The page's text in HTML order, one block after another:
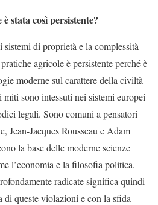
stata così persistente?
di proprietà e la complessità
agricole è persistente perché è
moderne sul carattere della civiltà
miti sono intessuti nei sistemi europei
legali. Sono comuni a pensatori
Jean-Jacques Rousseau e Adam
la base delle moderne scienze
l’economia e la filosofia politica.
radicate significa quindi
di queste violazioni e con la sfida